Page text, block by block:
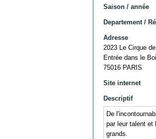
Saison / année
Departement /
Adresse
2023 Le Cirque
Entrée dans le
75016 PARIS
Site internet
Descriptif
De
par leur talent et
grands.